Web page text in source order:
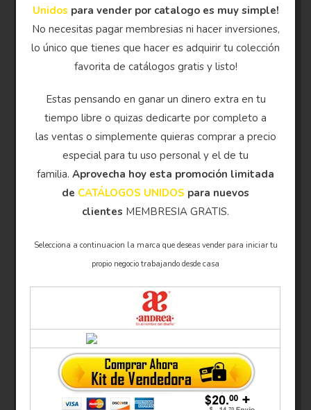
Unidos para vender por catalogo es muy simple!
No necesitas pagar membresias ni hacer inversiones,
lo único que tienes que hacer es adquirir tu colección
favorita de catálogos gratis y listo!
Estas pensando en ganar un dinero extra en tu
tiempo libre o quizas dedicarte por completo a
las ventas o simplemente quieras comprar a precio
especial para tu uso personal y el de tu
familia.Aprovecha hoy esta promoción limitada
de CATÁLOGOS UNIDOS para nuevos
clientes MEMBRESIA GRATIS.
Selecciona a continuacion la marca que deseas vender para iniciar tu
propio negocio trabajando desde casa